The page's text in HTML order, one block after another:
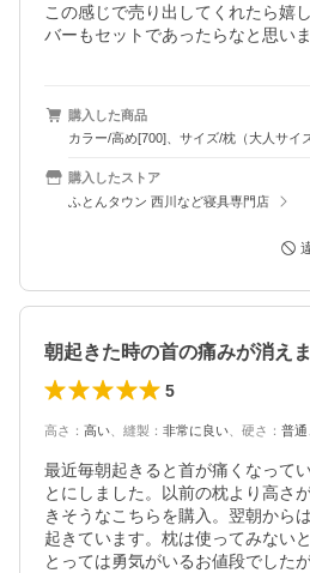
この感じで売り出してくれたら嬉
バーもセットであったらなと思いま
購入した商品
カラー/高め[700]、サイズ/枕（大人サイ
購入したストア
ふとんタウン 西川など寝具専門店
朝起きた時の首の痛みが消え
5
高さ ： 高い 縫製 ： 非常に良い 硬さ ： 普通
最近毎朝起きると首が痛くなって
とにしました。以前の枕より高さ
きそうなこちらを購入。翌朝から
起きています。枕は使ってみない
とっては勇気がいるお値段でした